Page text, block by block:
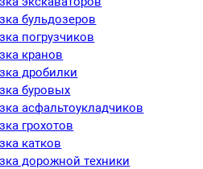
бульдозеров
погрузчиков
кранов
дробилки
буровых
асфальтоукладчиков
грохотов
катков
дорожной техники